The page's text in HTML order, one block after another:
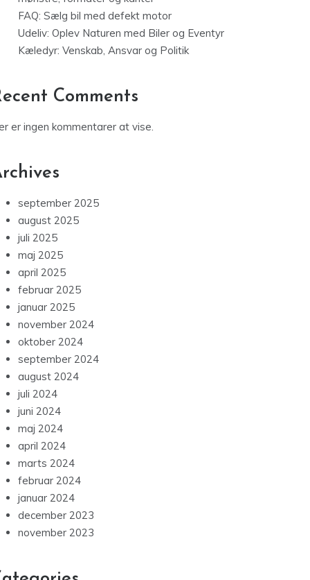
FAQ: Sælg bil med defekt motor
Udeliv: Oplev Naturen med Biler og Eventyr
Kæledyr: Venskab, Ansvar og Politik
Comments
er ingen kommentarer at vise.
september 2025
august 2025
juli 2025
maj 2025
april 2025
februar 2025
januar 2025
november 2024
oktober 2024
september 2024
august 2024
juli 2024
juni 2024
maj 2024
april 2024
marts 2024
februar 2024
januar 2024
december 2023
november 2023